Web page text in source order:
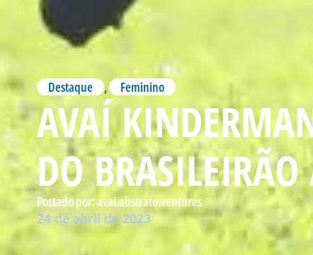
Destaque , Feminino
AVAÍ
DO
Postado por:avai.abstrato.ventures
24 de abril de 2023